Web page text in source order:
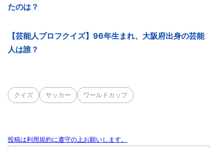
たのは？
【芸能人プロフクイズ】96年生まれ、大阪府出身の芸能
人は誰？
クイズ サッカー ワールドカップ